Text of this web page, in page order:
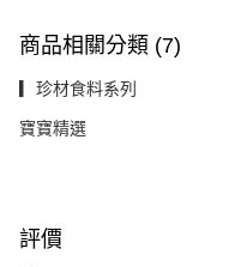
商品相關分類 (7)
▎珍材食料系列
寶寶精選
評價